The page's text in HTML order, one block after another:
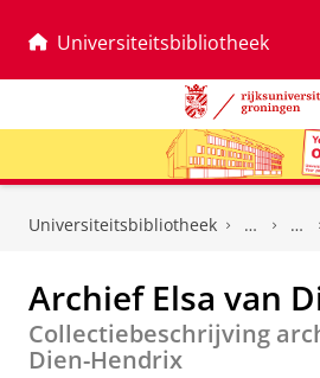
Universiteitsbibliotheek
Universiteitsbibliotheek
Archief Elsa van
Collectiebeschrijving
Dien-Hendrix